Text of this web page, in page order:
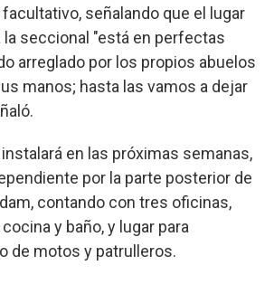
señalando que el lugar
la seccional "está en perfectas
arreglado por los propios abuelos
manos; hasta las vamos a dejar
en las próximas semanas,
por la parte posterior de
contando con tres oficinas,
y baño, y lugar para
de motos y patrulleros.